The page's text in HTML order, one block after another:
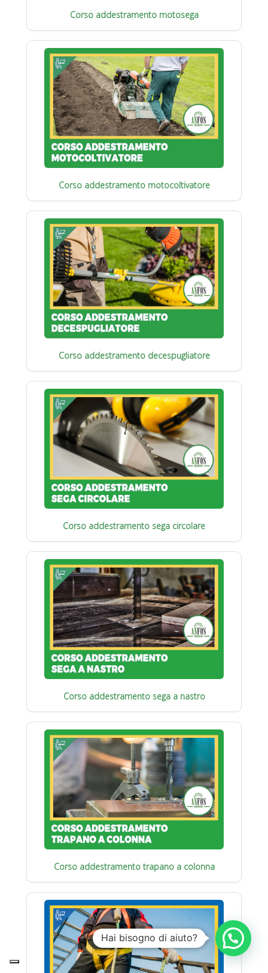
Corso addestramento motosega
Corso addestramento motocoltivatore
Corso addestramento decespugliatore
Corso addestramento sega circolare
Corso addestramento sega a nastro
Corso addestramento trapano a colonna
Hai bisogno di aiuto?